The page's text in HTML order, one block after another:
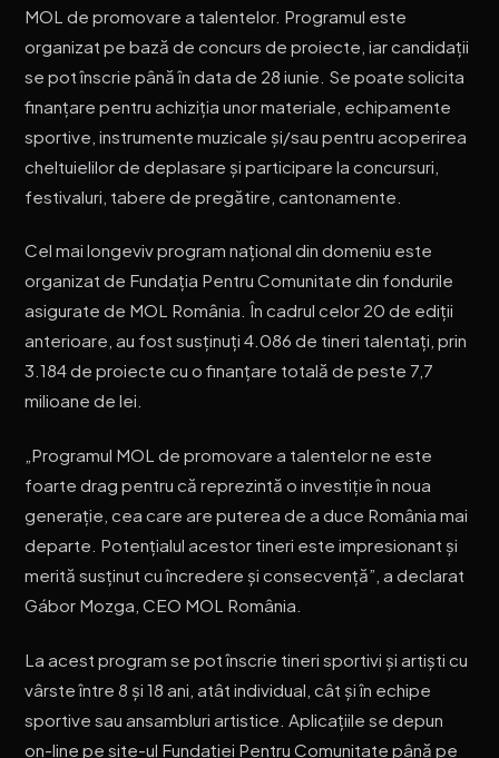
MOL de promovare a talentelor. Programul este
organizat pe bază de concurs de proiecte, iar candidații
se pot înscrie până în data de 28 iunie. Se poate solicita
finanțare pentru achiziția unor materiale, echipamente
sportive, instrumente muzicale și/sau pentru acoperirea
cheltuielilor de deplasare și participare la concursuri,
festivaluri, tabere de pregătire, cantonamente.
Cel mai longeviv program național din domeniu este
organizat de Fundația Pentru Comunitate din fondurile
asigurate de MOL România. În cadrul celor 20 de ediții
anterioare, au fost susținuți 4.086 de tineri talentați, prin
3.184 de proiecte cu o finanțare totală de peste 7,7
milioane de lei.
„Programul MOL de promovare a talentelor ne este
foarte drag pentru că reprezintă o investiție în noua
generație, cea care are puterea de a duce România mai
departe. Potențialul acestor tineri este impresionant și
merită susținut cu încredere și consecvență”, a declarat
Gábor Mozga, CEO MOL România.
La acest program se pot înscrie tineri sportivi și artiști cu
vârste între 8 și 18 ani, atât individual, cât și în echipe
sportive sau ansambluri artistice. Aplicațiile se depun
on-line pe site-ul Fundației Pentru Comunitate până pe